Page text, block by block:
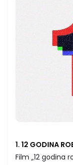
1. 12 GODINA
Film „12 godina